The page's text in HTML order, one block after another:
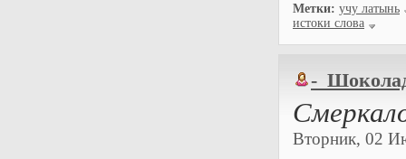
Метки: учу латынь
истоки слова
-
Вторник, 02